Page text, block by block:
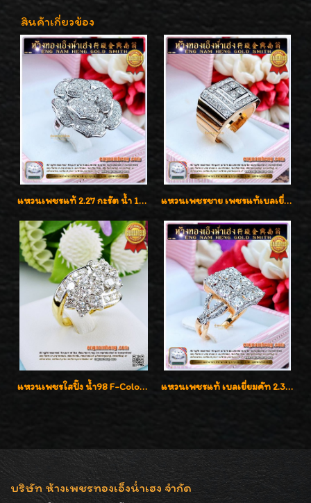
สินค้าเกี่ยวข้อง
แหวนเพชรแท้ 2.27 กะรัต น้ำ 100% เบลเยี่ยมคัท ลวดลายดอกกุหลาบหรู แหวนเพชรชาย เพชรแท้เบลเยี่ยมคัท น้ำ100% D-Color/VVS 2.46 กะรัต
แหวนเพชรใสปิ๊ง น้ำ98 F-Color/VVS1 น้ำหนักเพชรรวม 2.56 กะรัต ใส่เต็มนิ้วเพชรเป็นน้ำเป็นเนื้อสวยมากๆค่ะ แหวนเพชรแท้ เบลเยี่ยมคัท 2.39 กะรัต น้ำ 98 F-Color/VVS ดีไซน์หน้ากว้างหรูเต็มนิ้ว
บริษัท ห้างเพชรทองเอ็งน่ำเฮง จำกัด